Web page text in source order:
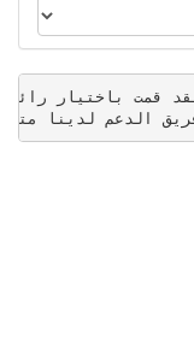
24 ساعة طوال أيام الأسبوع